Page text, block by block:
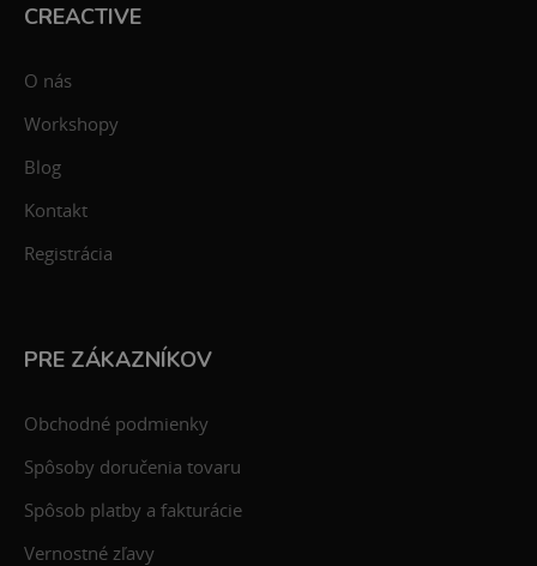
CREACTIVE
O nás
Workshopy
Blog
Kontakt
Registrácia
PRE ZÁKAZNÍKOV
Obchodné podmienky
Spôsoby doručenia tovaru
Spôsob platby a fakturácie
Vernostné zľavy